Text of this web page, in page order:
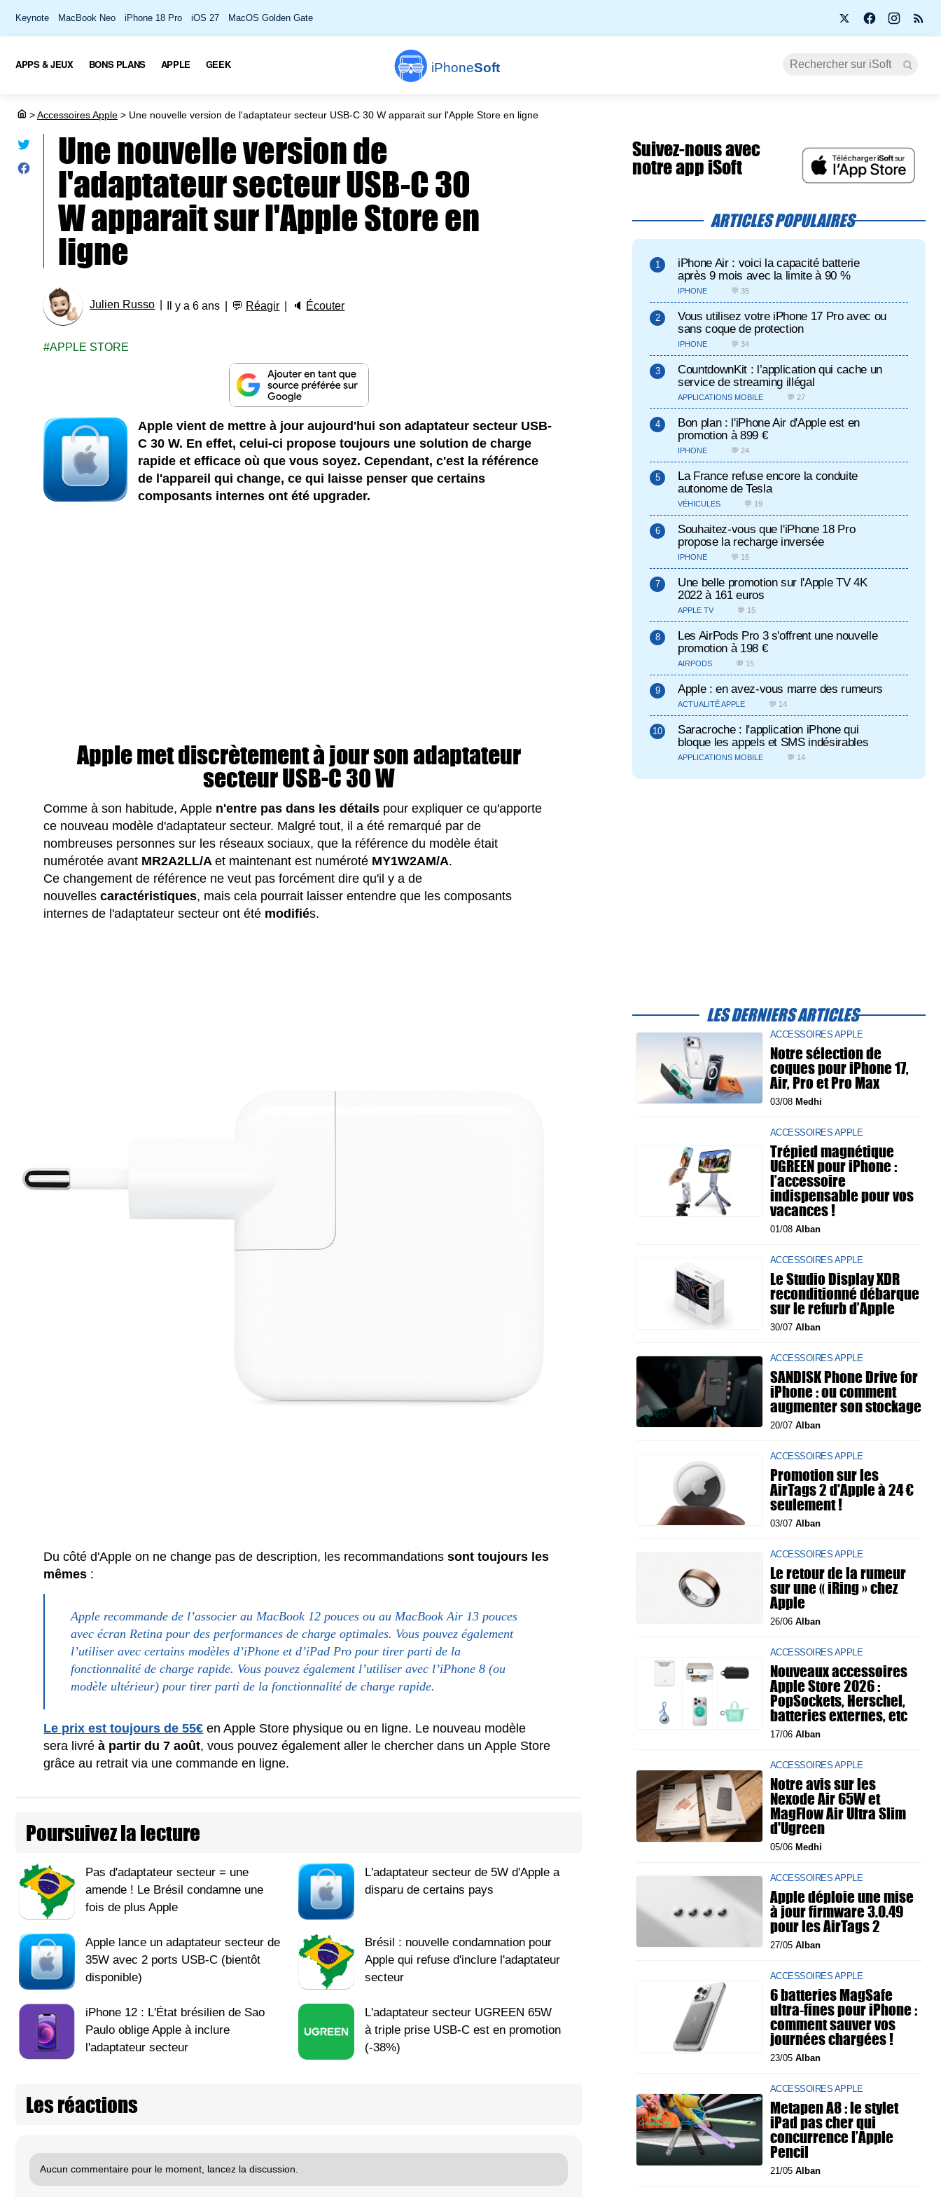
Keynote MacBook Neo iPhone 18 Pro iOS 27 MacOS Golden Gate
iPhoneSoft
APPS & JEUX BONS PLANS APPLE GEEK
>Accessoires Apple > Une nouvelle version de l'adaptateur secteur USB-C 30 W apparait sur l'Apple Store en ligne
Une nouvelle version de
l'adaptateur secteur USB-C 30
W apparait sur l'Apple Store en
ligne
Julien Russo Il y a 6 ans 💬 Réagir 🔈 Écouter
APPLE STORE
Apple vient de mettre à jour aujourd'hui son adaptateur secteur USB-
C 30 W. En effet, celui-ci propose toujours une solution de charge
rapide et efficace où que vous soyez. Cependant, c'est la référence
de l'appareil qui change, ce qui laisse penser que certains
composants internes ont été upgrader.
Apple met discrètement à jour son adaptateur
secteur USB-C 30 W
Comme à son habitude, Apple n'entre pas dans les détails pour expliquer ce qu'apporte
ce nouveau modèle d'adaptateur secteur. Malgré tout, il a été remarqué par de
nombreuses personnes sur les réseaux sociaux, que la référence du modèle était
numérotée avant MR2A2LL/Aet maintenant est numéroté MY1W2AM/A.
Ce changement de référence ne veut pas forcément dire qu'il y a de
nouvellescaractéristiques, mais cela pourrait laisser entendre que les composants
internes de l'adaptateur secteur ont été modifiés.
Du côté d'Apple on ne change pas de description, les recommandationssont toujours les
mêmes :
Apple recommande de l’associer au MacBook 12 pouces ou au MacBook Air 13 pouces
avec écran Retina pour des performances de charge optimales. Vous pouvez également
l’utiliser avec certains modèles d’iPhone et d’iPad Pro pour tirer parti de la
fonctionnalité de charge rapide. Vous pouvez également l’utiliser avec l’iPhone 8 (ou
modèle ultérieur) pour tirer parti de la fonctionnalité de charge rapide.
Le prix est toujours de 55€ en Apple Store physique ou en ligne. Le nouveau modèle
sera livréà partir du 7 août, vous pouvez également aller le chercher dans un Apple Store
grâce au retrait via une commande en ligne.
Poursuivez la lecture
Pas d'adaptateur secteur = une
amende ! Le Brésil condamne une
fois de plus Apple
L'adaptateur secteur de 5W d'Apple a
disparu de certains pays
Apple lance un adaptateur secteur de
35W avec 2 ports USB-C (bientôt
disponible)
Brésil : nouvelle condamnation pour
Apple qui refuse d'inclure l'adaptateur
secteur
iPhone 12 : L'État brésilien de Sao
Paulo oblige Apple à inclure
l'adaptateur secteur
L'adaptateur secteur UGREEN 65W
à triple prise USB-C est en promotion
(-38%)
Les réactions
Aucun commentaire pour le moment, lancez la discussion.
Suivez-nous avec
notre app iSoft
ARTICLES POPULAIRES
iPhone Air : voici la capacité batterie
après 9 mois avec la limite à 90 %
IPHONE 💬 35
Vous utilisez votre iPhone 17 Pro avec ou
sans coque de protection
IPHONE 💬 34
CountdownKit : l’application qui cache un
service de streaming illégal
APPLICATIONS MOBILE 💬 27
Bon plan : l'iPhone Air d'Apple est en
promotion à 899 €
IPHONE 💬 24
La France refuse encore la conduite
autonome de Tesla
VÉHICULES 💬 19
Souhaitez-vous que l'iPhone 18 Pro
propose la recharge inversée
IPHONE 💬 16
Une belle promotion sur l'Apple TV 4K
2022 à 161 euros
APPLE TV 💬 15
Les AirPods Pro 3 s'offrent une nouvelle
promotion à 198 €
AIRPODS 💬 15
Apple : en avez-vous marre des rumeurs
ACTUALITÉ APPLE 💬 14
Saracroche : l'application iPhone qui
bloque les appels et SMS indésirables
APPLICATIONS MOBILE 💬 14
LES DERNIERS ARTICLES
ACCESSOIRES APPLE
Notre sélection de
coques pour iPhone 17,
Air, Pro et Pro Max
03/08 Medhi
ACCESSOIRES APPLE
Trépied magnétique
UGREEN pour iPhone :
l’accessoire
indispensable pour vos
vacances !
01/08 Alban
ACCESSOIRES APPLE
Le Studio Display XDR
reconditionné débarque
sur le refurb d’Apple
30/07 Alban
ACCESSOIRES APPLE
SANDISK Phone Drive for
iPhone : ou comment
augmenter son stockage
20/07 Alban
ACCESSOIRES APPLE
Promotion sur les
AirTags 2 d'Apple à 24 €
seulement !
03/07 Alban
ACCESSOIRES APPLE
Le retour de la rumeur
sur une « iRing » chez
Apple
26/06 Alban
ACCESSOIRES APPLE
Nouveaux accessoires
Apple Store 2026 :
PopSockets, Herschel,
batteries externes, etc
17/06 Alban
ACCESSOIRES APPLE
Notre avis sur les
Nexode Air 65W et
MagFlow Air Ultra Slim
d'Ugreen
05/06 Medhi
ACCESSOIRES APPLE
Apple déploie une mise
à jour firmware 3.0.49
pour les AirTags 2
27/05 Alban
ACCESSOIRES APPLE
6 batteries MagSafe
ultra-fines pour iPhone :
comment sauver vos
journées chargées !
23/05 Alban
ACCESSOIRES APPLE
Metapen A8 : le stylet
iPad pas cher qui
concurrence l’Apple
Pencil
21/05 Alban